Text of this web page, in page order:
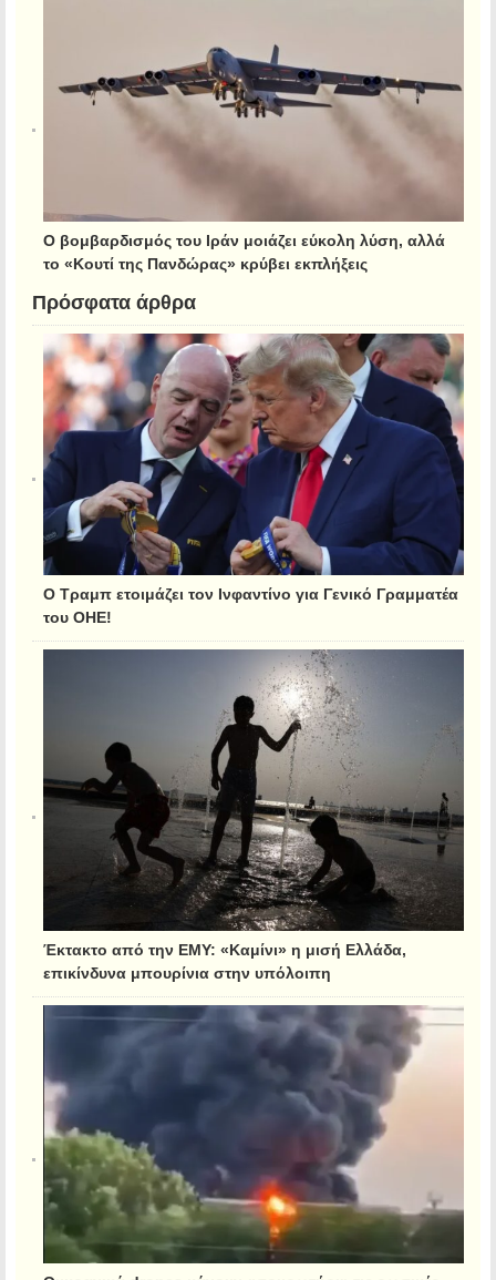
Ο βομβαρδισμός του Ιράν μοιάζει εύκολη λύση, αλλά
το «Κουτί της Πανδώρας» κρύβει εκπλήξεις
Πρόσφατα άρθρα
Ο Τραμπ ετοιμάζει τον Ινφαντίνο για Γενικό Γραμματέα
του ΟΗΕ!
Έκτακτο από την ΕΜΥ: «Καμίνι» η μισή Ελλάδα,
επικίνδυνα μπουρίνια στην υπόλοιπη